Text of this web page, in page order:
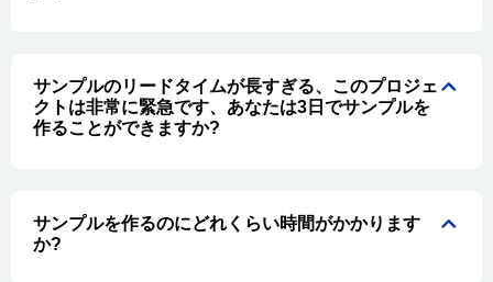
サンプルのリードタイムが長すぎる、このプロジェ
クトは非常に緊急です、あなたは3日でサンプルを
作ることができますか?
サンプルを作るのにどれくらい時間がかかります
か?